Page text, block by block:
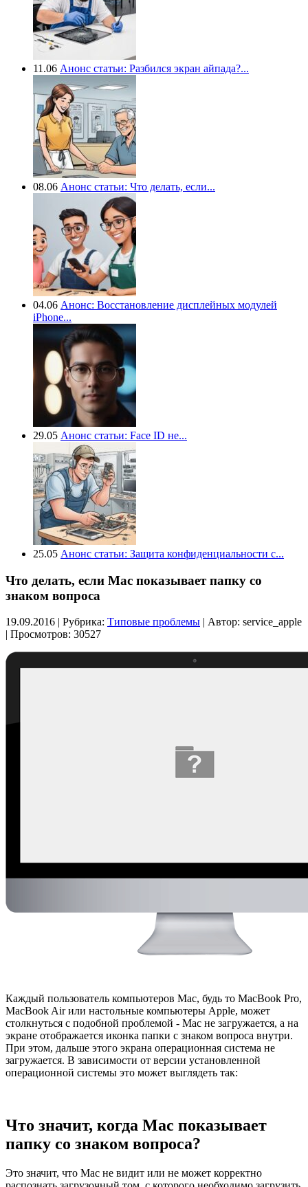
11.06 Анонс статьи: Разбился экран айпада?...
08.06 Анонс статьи: Что делать, если...
04.06 Анонс: Восстановление дисплейных модулей
iPhone...
29.05 Анонс статьи: Face ID не...
25.05 Анонс статьи: Защита конфиденциальности с...
Что делать, если Mac показывает папку со
знаком вопроса
19.09.2016 | Рубрика: Типовые проблемы | Автор: service_apple
| Просмотров: 30527
Каждый пользователь компьютеров Mac, будь то MacBook Pro,
MacBook Air или настольные компьютеры Apple, может
столкнуться с подобной проблемой - Mac не загружается, а на
экране отображается иконка папки с знаком вопроса внутри.
При этом, дальше этого экрана операционная система не
загружается. В зависимости от версии установленной
операционной системы это может выглядеть так:
Что значит, когда Mac показывает
папку со знаком вопроса?
Это значит, что Mac не видит или не может корректно